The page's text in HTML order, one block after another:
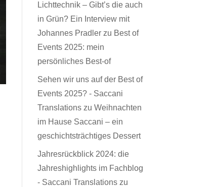
Lichttechnik – Gibt’s die auch
in Grün? Ein Interview mit
Johannes Pradlerzu Best of
Events 2025: mein
persönliches Best-of
Sehen wir uns auf der Best of
Events 2025? - Saccani
Translationszu Weihnachten
im Hause Saccani – ein
geschichtsträchtiges Dessert
Jahresrückblick 2024: die
Jahreshighlights im Fachblog
- Saccani Translationszu